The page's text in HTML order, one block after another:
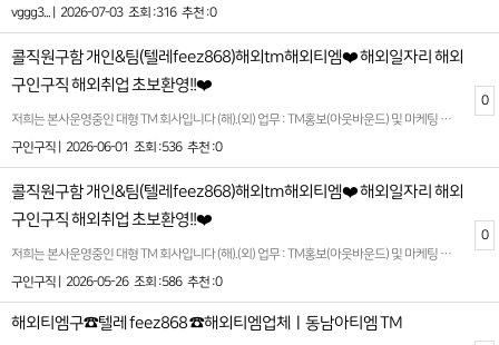
vggg3... |
2026-07-03 조회 :316 추천 :0
콜직원구함 개인&팀(텔레feez868)해외tm해외티엠❤️ 해외일자리 해외
구인구직 해외취업 초보환영!!❤️
저희는 본사운영중인 대형 TM 회사입니다 (해).(외) 업무 : TM홍보(아웃바운드) 및 마케팅 회원관리 업무입니다. 성별 : 무관 나이 : 무관 근무시간 : am07:00~pm02:00 (공휴일,빨간날 휴무 설 연휴 보너스 지급) 일당: 주급으로드립니다 ***티켓 지원 및 비자비용 지원, 식사 및 기본 생필품 지원, 최우수 사원 보너스지급*** +++의미없는 과대포장 안합니다, 이바닥 뭐니뭐니해도 안전이 중요하다고 생각합니다. 일해보시고 적성에 안맞아서 가시는거면 말리지는 않습니만 이왕오시는거면 너무 가볍게 생각안하셨으면 좋겠고, 장기적으로 손잡고 일할 수 있는분이셨으면 하는 바램입니다. """기본적으로 돈쓸일 없습니다 본인이 여자,도박,술 에 빠지지않는이상 여러방법으로 시스템이 있기때문에 무조건 수익납니다 !!!""" 텔레그램 @feez868 성별무관 친구랑 동반가능 커플동반가능 개인&팀가능 전부환영입니다!!! 글 캡쳐후 상담문의 주시면 빠른 상담 가능합니다. https://t.me/feez868 #고수익 #콜직원 #텔레마케팅 #해외티엠 #돈 #머니 #해외구인 #숙식제공 #해외여행 #해외 #해외tm #해외일자리 #구인 #고수익알바 #구인 #구직 #머니박스 #외국일자리 #해외업무 #계약직 #돈 #부산 #금수저 #돈스타그램 #재테크 #콜센터 #일하자 #20대일자리 #직장 #돈많은백수가되고싶다 #30대 #취준생 #취업준비 #백수 #백조 #인생역전 #30대일자리 #40대일자리 #돈버는방법 #1억 #월천만 #수입차 #사무직
구인구직 |
2026-06-01 조회 :536 추천 :0
0
콜직원구함 개인&팀(텔레feez868)해외tm해외티엠❤️ 해외일자리 해외
구인구직 해외취업 초보환영!!❤️
저희는 본사운영중인 대형 TM 회사입니다 (해).(외) 업무 : TM홍보(아웃바운드) 및 마케팅 회원관리 업무입니다. 성별 : 무관 나이 : 무관 근무시간 : am07:00~pm02:00 (공휴일,빨간날 휴무 설 연휴 보너스 지급) 일당: 주급으로드립니다 ***티켓 지원 및 비자비용 지원, 식사 및 기본 생필품 지원, 최우수 사원 보너스지급*** +++의미없는 과대포장 안합니다, 이바닥 뭐니뭐니해도 안전이 중요하다고 생각합니다. 일해보시고 적성에 안맞아서 가시는거면 말리지는 않습니만 이왕오시는거면 너무 가볍게 생각안하셨으면 좋겠고, 장기적으로 손잡고 일할 수 있는분이셨으면 하는 바램입니다. """기본적으로 돈쓸일 없습니다 본인이 여자,도박,술 에 빠지지않는이상 여러방법으로 시스템이 있기때문에 무조건 수익납니다 !!!""" 텔레그램 @feez868 성별무관 친구랑 동반가능 커플동반가능 개인&팀가능 전부환영입니다!!! 글 캡쳐후 상담문의 주시면 빠른 상담 가능합니다. https://t.me/feez868 #고수익 #콜직원 #텔레마케팅 #해외티엠 #돈 #머니 #해외구인 #숙식제공 #해외여행 #해외 #해외tm #해외일자리 #구인 #고수익알바 #구인 #구직 #머니박스 #외국일자리 #해외업무 #계약직 #돈 #부산 #금수저 #돈스타그램 #재테크 #콜센터 #일하자 #20대일자리 #직장 #돈많은백수가되고싶다 #30대 #취준생 #취업준비 #백수 #백조 #인생역전 #30대일자리 #40대일자리 #돈버는방법 #1억 #월천만 #수입차 #사무직
구인구직 |
2026-05-26 조회 :586 추천 :0
0
해외티엠구☎️텔레 feez868 ☎️해외티엠업체ㅣ동남아티엠 TM